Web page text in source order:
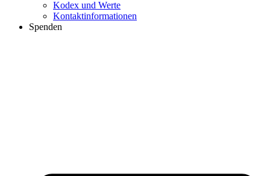
Kodex und Werte
Kontaktinformationen
Spenden